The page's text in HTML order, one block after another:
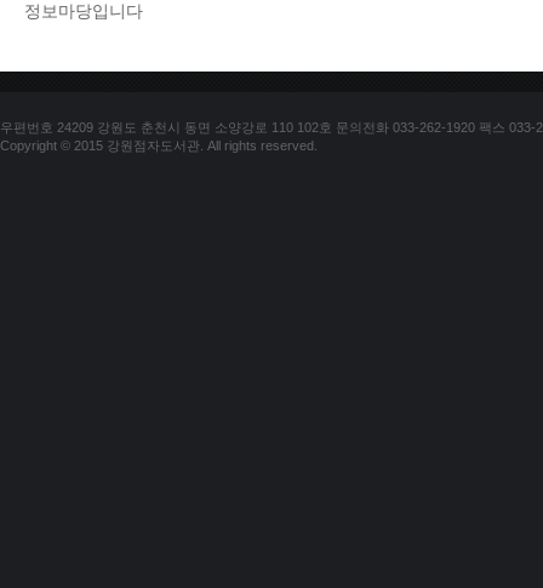
정보마당입니다
우편번호 24209 강원도 춘천시 동면 소양강로 110 102호 문의전화 033-262-1920 팩스 033-
Copyright © 2015 강원점자도서관. All rights reserved.